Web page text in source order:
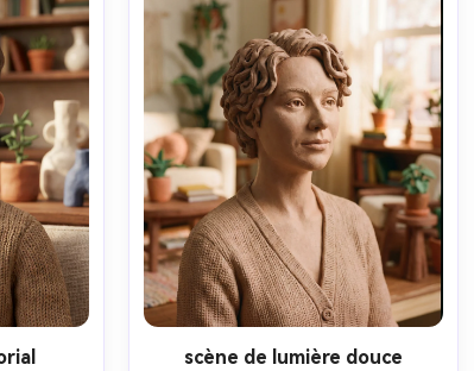
scène de lumière douce